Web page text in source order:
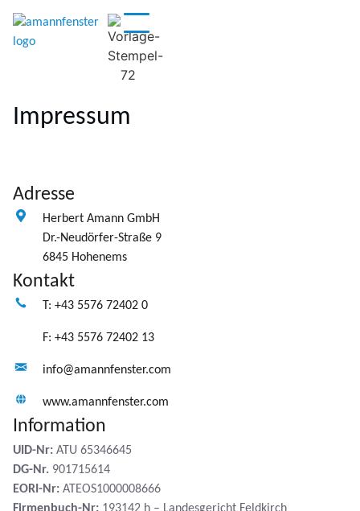
Impressum
Adresse
Herbert Amann GmbH
Dr.-Neudörfer-Straße 9
6845 Hohenems
Kontakt
T: +43 5576 72402 0
F: +43 5576 72402 13
info@amannfenster.com
www.amannfenster.com
Information
UID-Nr: ATU 65346645
DG-Nr. 901715614
EORI-Nr: ATEOS1000008666